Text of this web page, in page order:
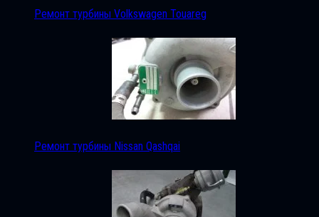
Ремонт турбины Volkswagen Touareg
Ремонт турбины Nissan Qashqai